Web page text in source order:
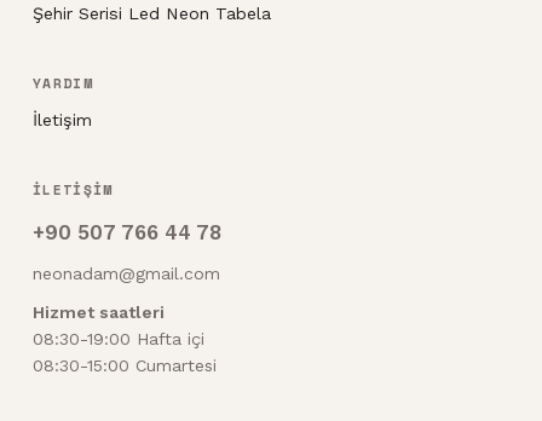
Şehir Serisi Led Neon Tabela
YARDIM
İletişim
İLETİŞİM
+90 507 766 44 78
neonadam@gmail.com
Hizmet saatleri
08:30-19:00 Hafta içi
08:30-15:00 Cumartesi